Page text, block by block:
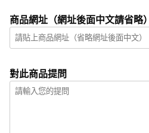
商品網址（網址後面中文請省略）
對此商品提問